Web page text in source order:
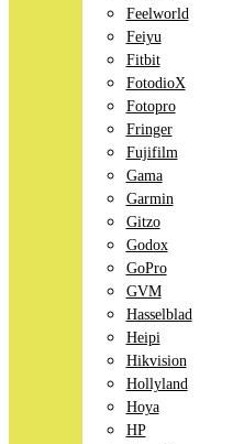
Feelworld
Feiyu
Fitbit
FotodioX
Fotopro
Fringer
Fujifilm
Gama
Garmin
Gitzo
Godox
GoPro
GVM
Hasselblad
Heipi
Hikvision
Hollyland
Hoya
HP